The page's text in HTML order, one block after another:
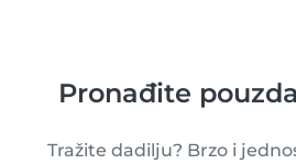
Pronađite
Tražite dadilju? Brzo i